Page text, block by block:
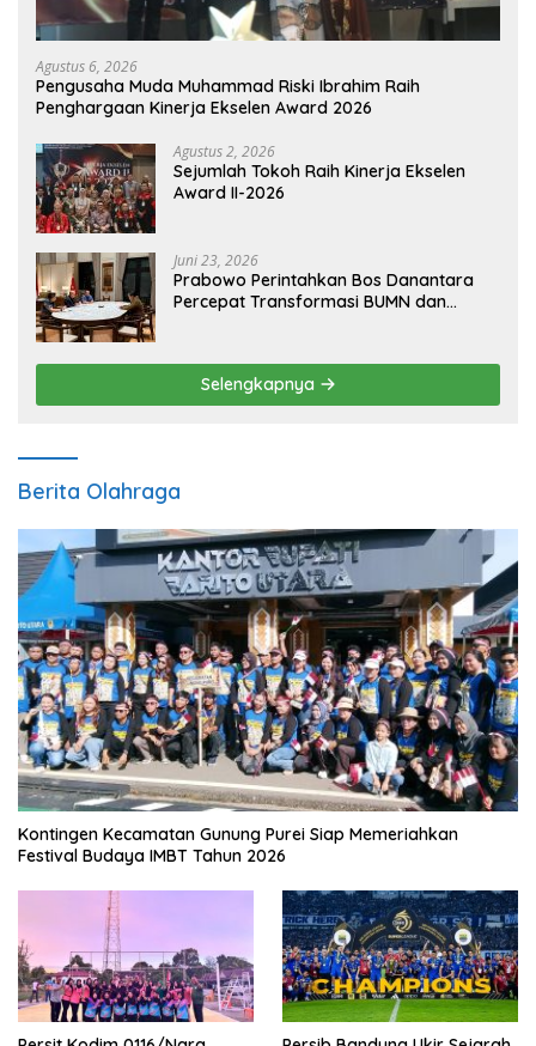
Agustus 6, 2026
Pengusaha Muda Muhammad Riski Ibrahim Raih
Penghargaan Kinerja Ekselen Award 2026
Agustus 2, 2026
Sejumlah Tokoh Raih Kinerja Ekselen
Award II-2026
Juni 23, 2026
Prabowo Perintahkan Bos Danantara
Percepat Transformasi BUMN dan
Selengkapnya
Berita Olahraga
Kontingen Kecamatan Gunung Purei Siap Memeriahkan
Festival Budaya IMBT Tahun 2026